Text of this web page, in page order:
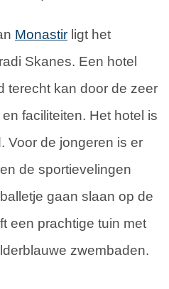
Monastir ligt het
Skanes. Een hotel
terecht kan door de zeer
faciliteiten. Het hotel is
Voor de jongeren is er
de sportievelingen
gaan slaan op de
een prachtige tuin met
zwembaden.